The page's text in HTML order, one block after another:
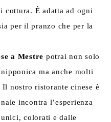
cottura. È adatta ad ogni
per il pranzo che per la
a Mestre potrai non solo
ma anche molti
nostro ristorante cinese è
incontra l’esperienza
colorati e dalle